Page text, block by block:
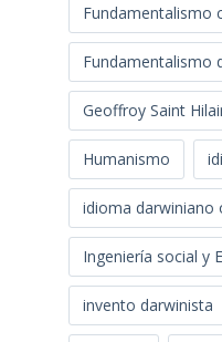
Fundamentalismo
Fundamentalismo
Geoffroy Saint
Humanismo
idioma darwiniano
Ingeniería social y
invento darwinista